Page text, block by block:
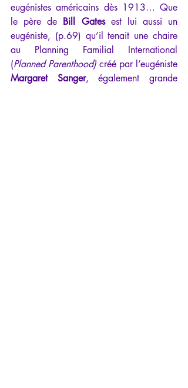
eugénistes américains dès 1913… Que
le père de Bill Gates est lui aussi un
eugéniste, (p.69) qu’il tenait une chaire
au Planning Familial International
(Planned Parenthood)
Margaret Sanger, également grande